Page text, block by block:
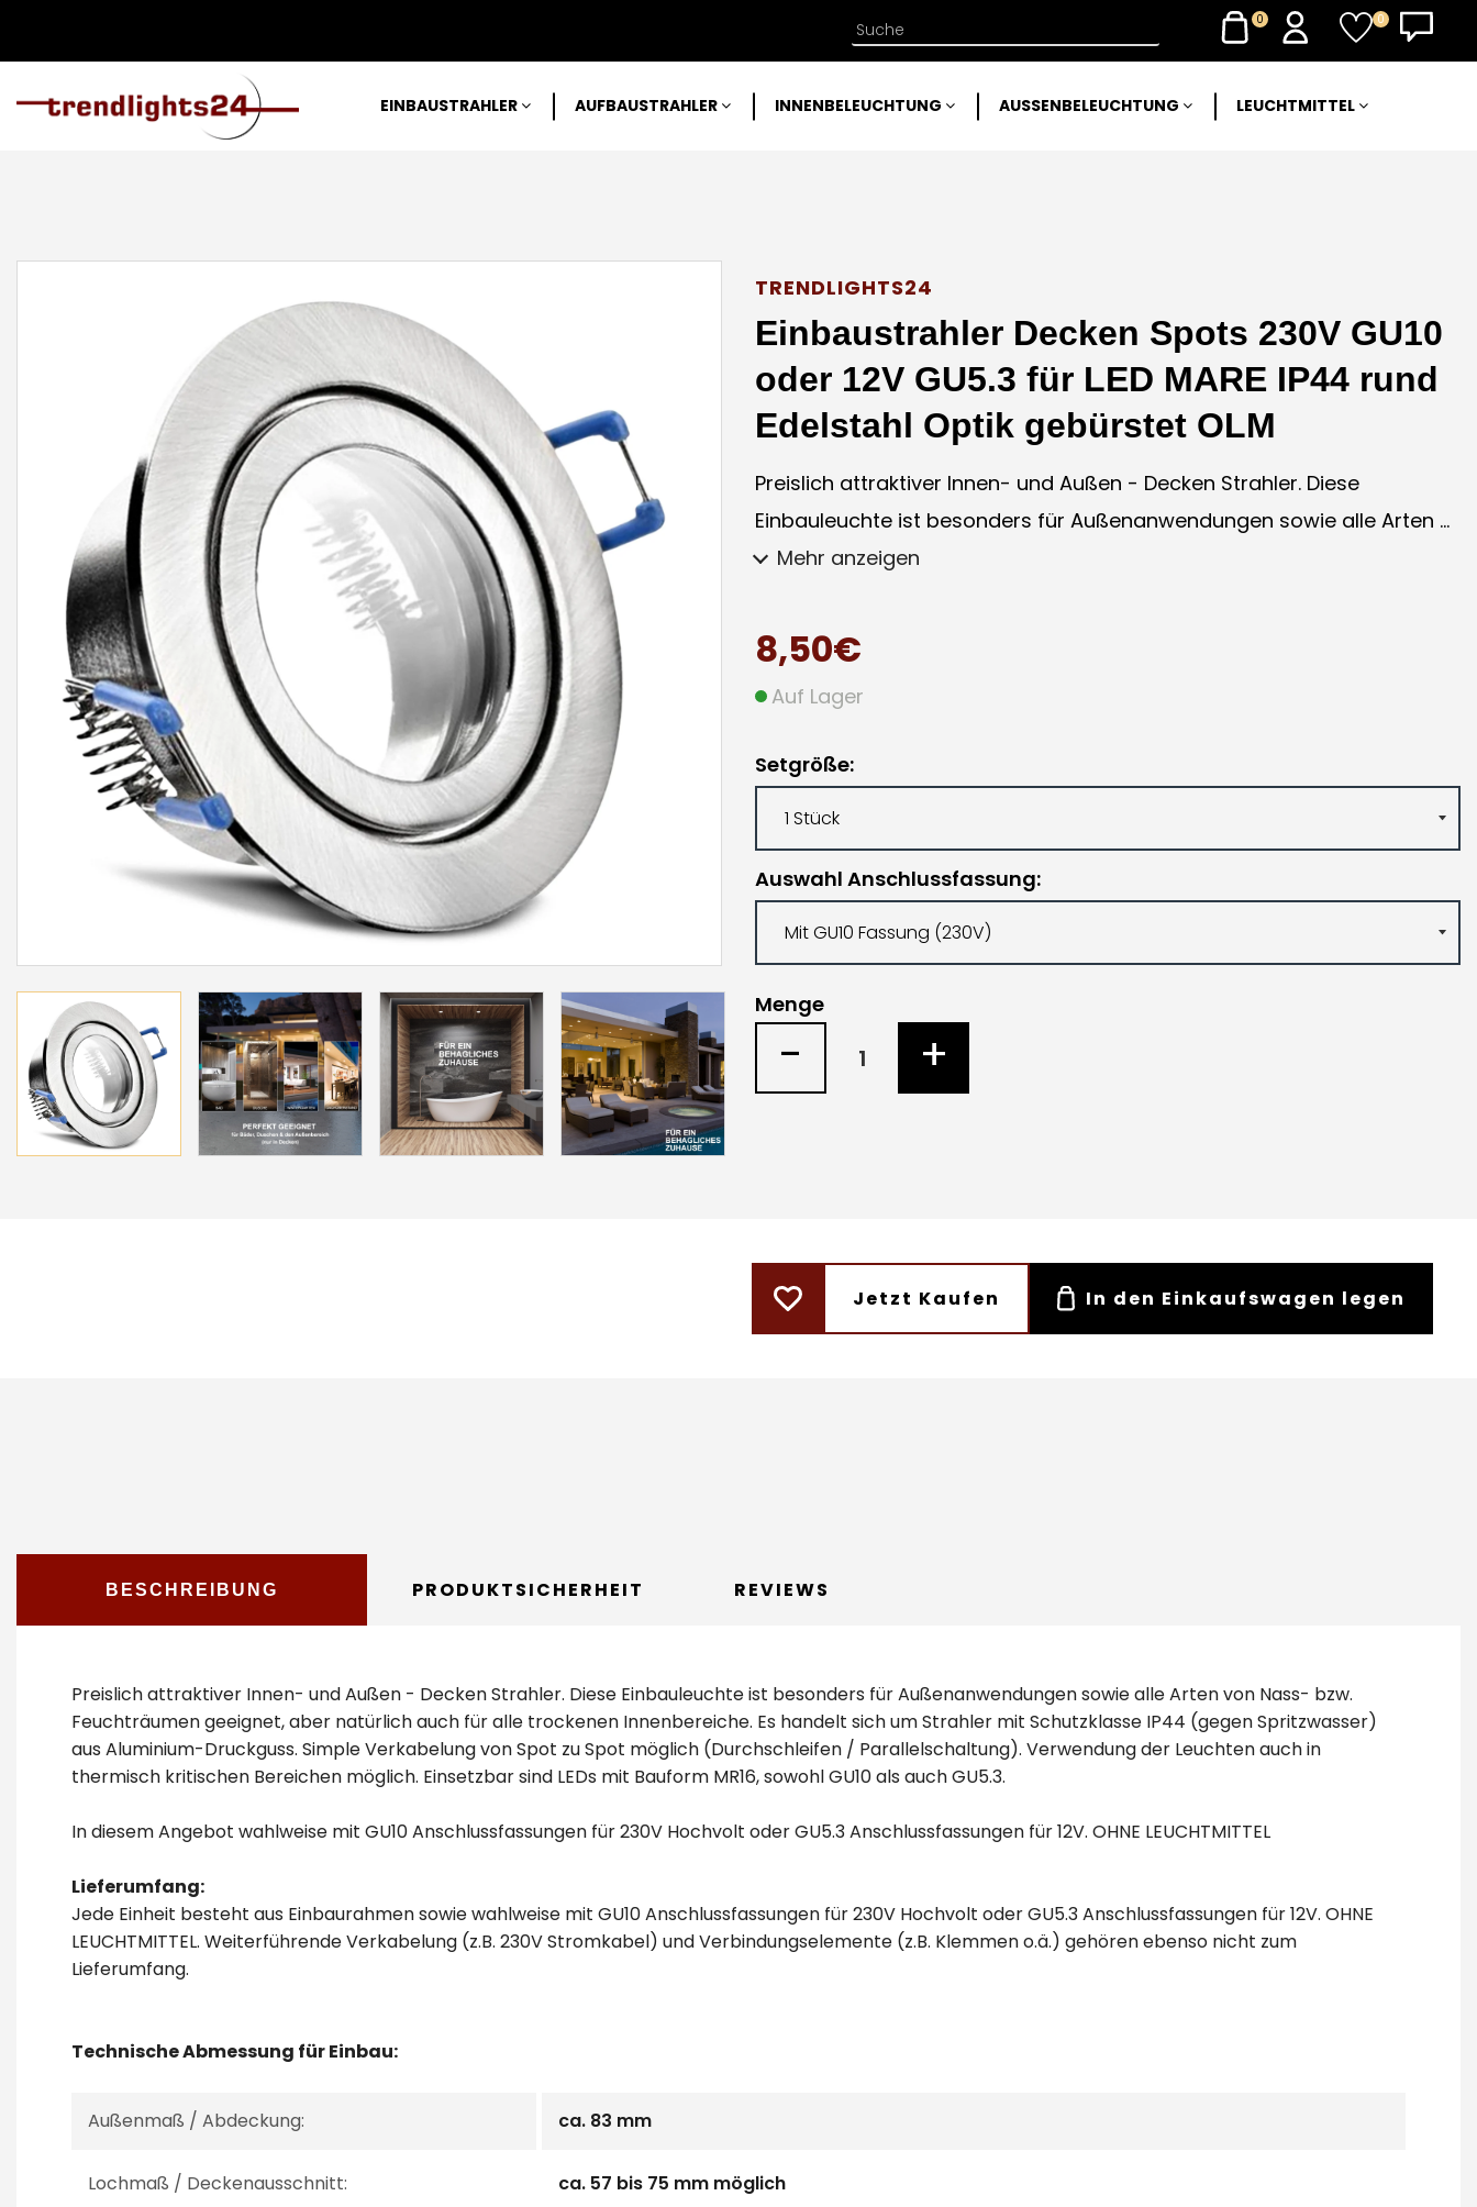
0 0
EINBAUSTRAHLER AUFBAUSTRAHLER INNENBELEUCHTUNG AUSSENBELEUCHTUNG LEUCHTMITTEL
TRENDLIGHTS24
Einbaustrahler Decken Spots 230V GU10
oder 12V GU5.3 für LED MARE IP44 rund
Edelstahl Optik gebürstet OLM
Preislich attraktiver Innen- und Außen - Decken Strahler. Diese
Einbauleuchte ist besonders für Außenanwendungen sowie alle Arten ...
Mehr anzeigen
8,50€
Auf Lager
Setgröße
Auswahl Anschlussfassung
Menge
- +
Jetzt Kaufen In den Einkaufswagen legen
BESCHREIBUNG PRODUKTSICHERHEIT REVIEWS
Preislich attraktiver Innen- und Außen - Decken Strahler. Diese Einbauleuchte ist besonders für Außenanwendungen sowie alle Arten von Nass- bzw.
Feuchträumen geeignet, aber natürlich auch für alle trockenen Innenbereiche. Es handelt sich um Strahler mit Schutzklasse IP44 (gegen Spritzwasser)
aus Aluminium-Druckguss. Simple Verkabelung von Spot zu Spot möglich (Durchschleifen / Parallelschaltung). Verwendung der Leuchten auch in
thermisch kritischen Bereichen möglich. Einsetzbar sind LEDs mit Bauform MR16, sowohl GU10 als auch GU5.3.
In diesem Angebot wahlweise mit GU10 Anschlussfassungen für 230V Hochvolt oder GU5.3 Anschlussfassungen für 12V. OHNE LEUCHTMITTEL
Lieferumfang:
Jede Einheit besteht aus Einbaurahmen sowie wahlweise mit GU10 Anschlussfassungen für 230V Hochvolt oder GU5.3 Anschlussfassungen für 12V. OHNE
LEUCHTMITTEL. Weiterführende Verkabelung (z.B. 230V Stromkabel) und Verbindungselemente (z.B. Klemmen o.ä.) gehören ebenso nicht zum
Lieferumfang.
Technische Abmessung für Einbau:
Außenmaß / Abdeckung: ca. 83 mm
Lochmaß / Deckenausschnitt: ca. 57 bis 75 mm möglich